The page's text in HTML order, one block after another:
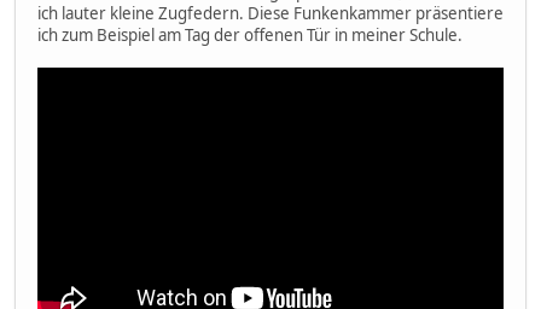
ich lauter kleine Zugfedern. Diese Funkenkammer präsentiere
ich zum Beispiel am Tag der offenen Tür in meiner Schule.